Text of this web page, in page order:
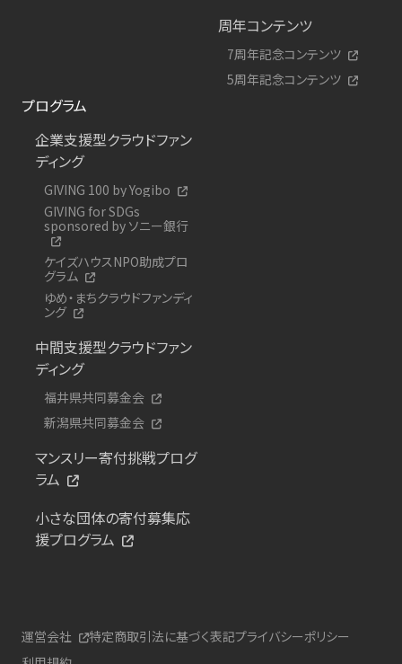
周年コンテンツ
7周年記念コンテンツ
5周年記念コンテンツ
プログラム
企業支援型クラウドファン
ディング
GIVING 100 by Yogibo
GIVING for SDGs
sponsored by ソニー銀行
ケイズハウスNPO助成プロ
グラム
ゆめ・まちクラウドファンディ
ング
中間支援型クラウドファン
ディング
福井県共同募金会
新潟県共同募金会
マンスリー寄付挑戦プログ
ラム
小さな団体の寄付募集応
援プログラム
運営会社 特定商取引法に基づく表記プライバシーポリシー